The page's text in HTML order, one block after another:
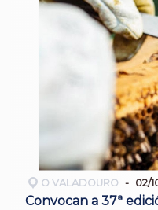
O VALADOURO 02/
Convocan a 37ª